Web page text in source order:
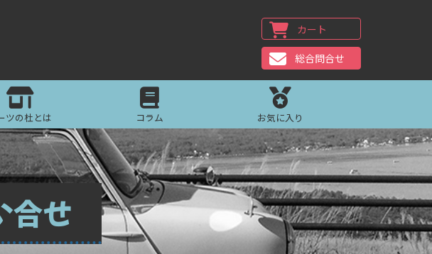
カート
総合問合せ
ツの杜とは コラム お気に入り
合せ